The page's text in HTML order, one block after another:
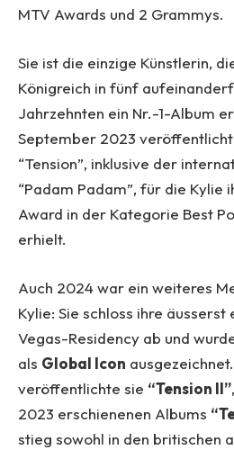
MTV Awards und 2 Grammys.
Sie ist die einzige Künstlerin,
Königreich in fünf
Jahrzehnten ein Nr.-1-Album
September 2023
“Tension”, inklusive der
“Padam Padam”, für die Kylie
Award in der Kategorie Best
erhielt.
Auch 2024 war ein weiteres
Kylie: Sie schloss ihre
Vegas-Residency ab und
als Global Icon
veröffentlichte sie “Tension II”
2023 erschienenen Albums
stieg sowohl in den britischen